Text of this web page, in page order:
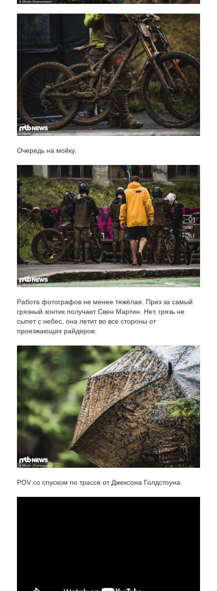
Очередь на мойку.
Работа фотографов не менее тяжёлая. Приз за самый
грязный зонтик получает Свен Мартин. Нет, грязь не
сыпет с небес, она летит во все стороны от
проезжающих райдеров.
POV со спуском по трассе от Джексона Голдстоуна.